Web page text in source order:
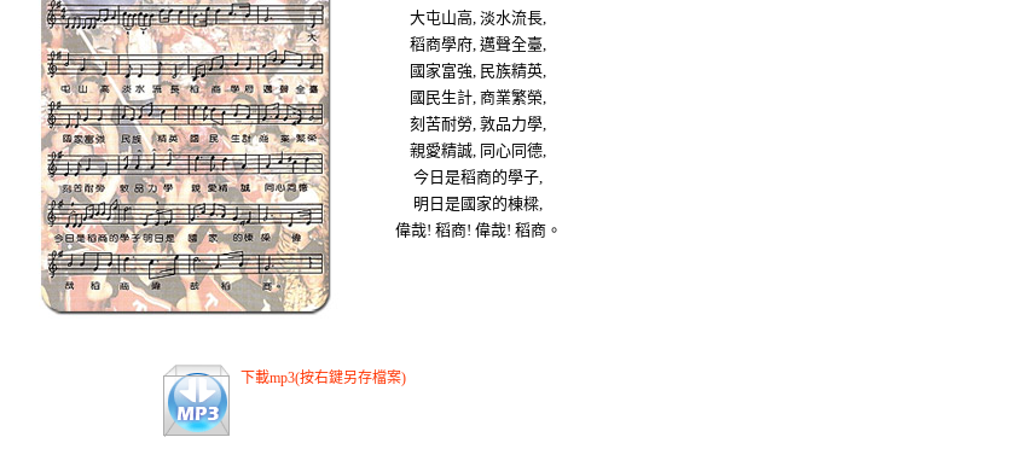
大屯山高, 淡水流長,
稻商學府, 邁聲全臺,
國家富強, 民族精英,
國民生計, 商業繁榮,
刻苦耐勞, 敦品力學,
親愛精誠, 同心同德,
今日是稻商的學子,
明日是國家的棟樑,
偉哉! 稻商! 偉哉! 稻商。
下載mp3(按右鍵另存檔案)